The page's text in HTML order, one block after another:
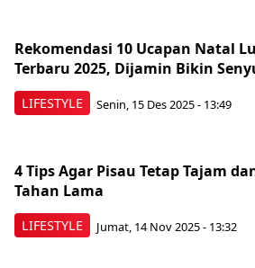
LIFESTYLE
Rekomendasi 10 Ucapan Natal
Terbaru 2025, Dijamin Bikin
Senin, 15 Des 2025 - 13:49
LIFESTYLE
4 Tips Agar Pisau Tetap Tajam
Tahan Lama
Jumat, 14 Nov 2025 - 13:32